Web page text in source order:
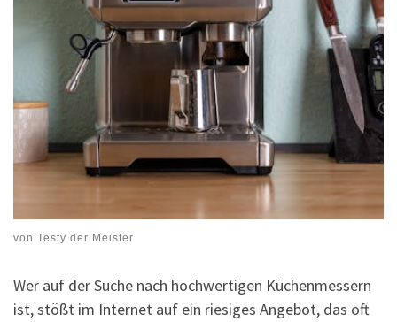
von Testy der Meister
Wer auf der Suche nach hochwertigen Küchenmessern
ist, stößt im Internet auf ein riesiges Angebot, das oft